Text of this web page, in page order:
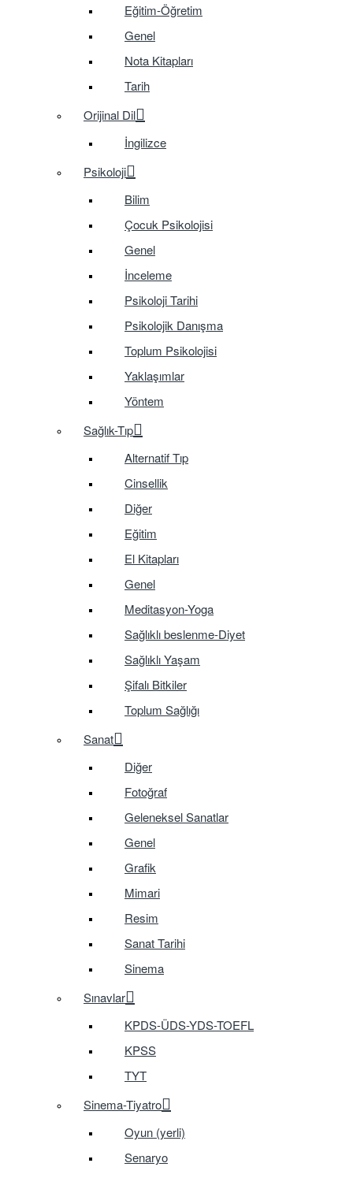
Eğitim-Öğretim
Genel
Nota Kitapları
Tarih
Orijinal Dil
İngilizce
Psikoloji
Bilim
Çocuk Psikolojisi
Genel
İnceleme
Psikoloji Tarihi
Psikolojik Danışma
Toplum Psikolojisi
Yaklaşımlar
Yöntem
Sağlık-Tıp
Alternatif Tıp
Cinsellik
Diğer
Eğitim
El Kitapları
Genel
Meditasyon-Yoga
Sağlıklı beslenme-Diyet
Sağlıklı Yaşam
Şifalı Bitkiler
Toplum Sağlığı
Sanat
Diğer
Fotoğraf
Geleneksel Sanatlar
Genel
Grafik
Mimari
Resim
Sanat Tarihi
Sinema
Sınavlar
KPDS-ÜDS-YDS-TOEFL
KPSS
TYT
Sinema-Tiyatro
Oyun (yerli)
Senaryo